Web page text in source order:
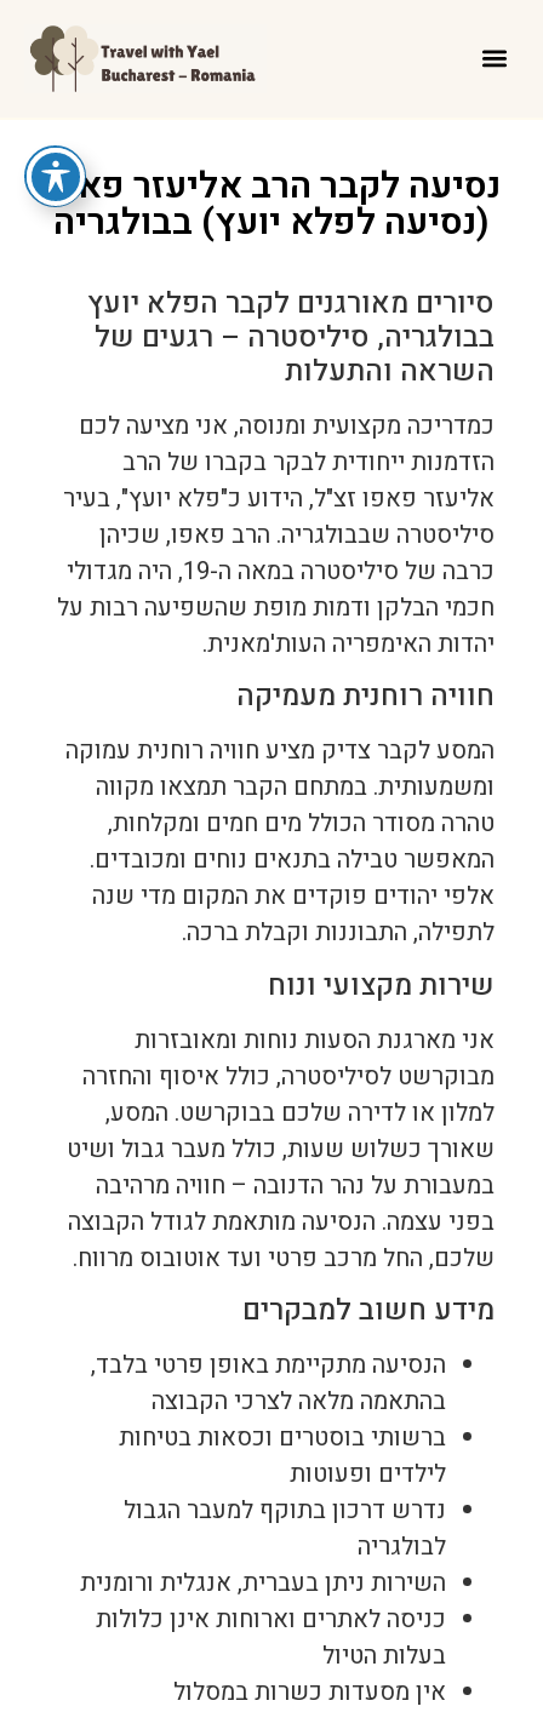
נסיעה לקבר הרב אליעזר פאפו
(נסיעה לפלא יועץ) בבולגריה
סיורים מאורגנים לקבר הפלא יועץ
בבולגריה, סיליסטרה – רגעים של
השראה והתעלות
כמדריכה מקצועית ומנוסה, אני מציעה לכם
הזדמנות ייחודית לבקר בקברו של הרב
אליעזר פאפו זצ"ל, הידוע כ"פלא יועץ", בעיר
סיליסטרה שבבולגריה. הרב פאפו, שכיהן
כרבה של סיליסטרה במאה ה-19, היה מגדולי
חכמי הבלקן ודמות מופת שהשפיעה רבות על
יהדות האימפריה העות'מאנית.
חוויה רוחנית מעמיקה
המסע לקבר צדיק מציע חוויה רוחנית עמוקה
ומשמעותית. במתחם הקבר תמצאו מקווה
טהרה מסודר הכולל מים חמים ומקלחות,
המאפשר טבילה בתנאים נוחים ומכובדים.
אלפי יהודים פוקדים את המקום מדי שנה
לתפילה, התבוננות וקבלת ברכה.
שירות מקצועי ונוח
אני מארגנת הסעות נוחות ומאובזרות
מבוקרשט לסיליסטרה, כולל איסוף והחזרה
למלון או לדירה שלכם בבוקרשט. המסע,
שאורך כשלוש שעות, כולל מעבר גבול ושיט
במעבורת על נהר הדנובה – חוויה מרהיבה
בפני עצמה. הנסיעה מותאמת לגודל הקבוצה
שלכם, החל מרכב פרטי ועד אוטובוס מרווח.
מידע חשוב למבקרים
הנסיעה מתקיימת באופן פרטי בלבד,
בהתאמה מלאה לצרכי הקבוצה
ברשותי בוסטרים וכסאות בטיחות
לילדים ופעוטות
נדרש דרכון בתוקף למעבר הגבול
לבולגריה
השירות ניתן בעברית, אנגלית ורומנית
כניסה לאתרים וארוחות אינן כלולות
בעלות הטיול
אין מסעדות כשרות במסלול